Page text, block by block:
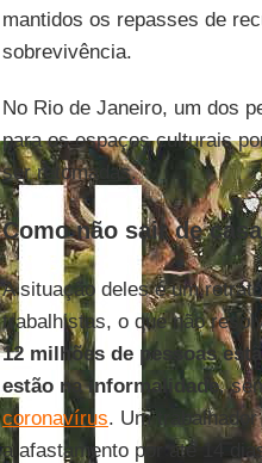
mantidos os repasses de
sobrevivência.
No Rio de Janeiro, um dos
para os espaços culturais
ser retomadas.
Como não sair de
A situação deles é um
trabalhistas, o que não
12 milhões de pessoas
estão na informalidade,
coronavírus. Um
a afastamento por até 14